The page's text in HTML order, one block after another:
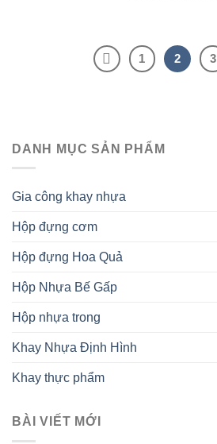
1 2 3
DANH MỤC SẢN PHẨM
Gia công khay nhựa
Hộp đựng cơm
Hộp đựng Hoa Quả
Hộp Nhựa Bế Gấp
Hộp nhựa trong
Khay Nhựa Định Hình
Khay thực phẩm
BÀI VIẾT MỚI